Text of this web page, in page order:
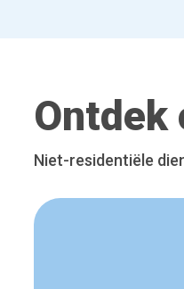
Ontdek
Niet-residentiële